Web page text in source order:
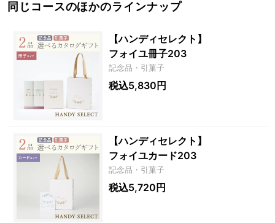
同じコースのほかのラインナップ
【ハンディセレクト】
フォイユ冊子203
記念品・引菓子
税込5,830円
【ハンディセレクト】
フォイユカード203
記念品・引菓子
税込5,720円